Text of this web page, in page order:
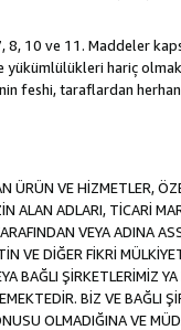
8, 10 ve 11. Maddeler
hariç
feshi, taraflardan
VE HİZMETLER,
ALAN ADLARI, TİCARİ
VEYA ADINA
VE DİĞER FİKRİ
BAĞLI ŞİRKETLERİMİZ
BİZ VE BAĞLI
OLMADIĞINA VE